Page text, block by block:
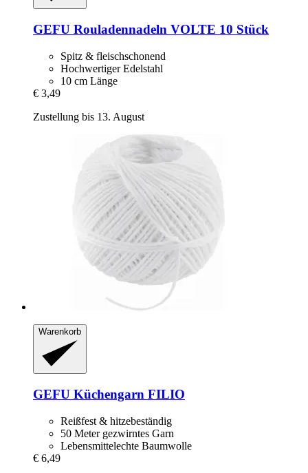
GEFU Rouladennadeln VOLTE 10 Stück
Spitz & fleischschonend
Hochwertiger Edelstahl
10 cm Länge
€ 3,49
Zustellung bis 13. August
Warenkorb
GEFU Küchengarn FILIO
Reißfest & hitzebeständig
50 Meter gezwirntes Garn
Lebensmittelechte Baumwolle
€ 6,49